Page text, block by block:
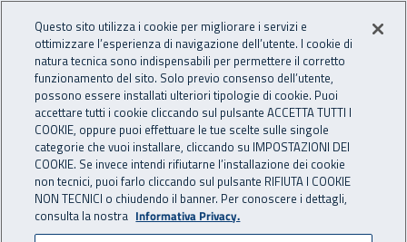
INAIL - Istituto Nazionale
Apri cerca
Navigazione principale
Navigazione - Ti trovi in:
Home Inail comunica News
28 febbraio 2024
Questo sito utilizza i cookie per migliorare i servizi e
ottimizzare l’esperienza di navigazione dell’utente. I cookie di
natura tecnica sono indispensabili per permettere il corretto
funzionamento del sito. Solo previo consenso dell’utente,
possono essere installati ulteriori tipologie di cookie. Puoi
accettare tutti i cookie cliccando sul pulsante ACCETTA TUTTI I
COOKIE, oppure puoi effettuare le tue scelte sulle singole
categorie che vuoi installare, cliccando su IMPOSTAZIONI DEI
COOKIE. Se invece intendi rifiutarne l’installazione dei cookie
non tecnici, puoi farlo cliccando sul pulsante RIFIUTA I COOKIE
NON TECNICI o chiudendo il banner. Per conoscere i dettagli,
consulta la nostra Informativa Privacy.